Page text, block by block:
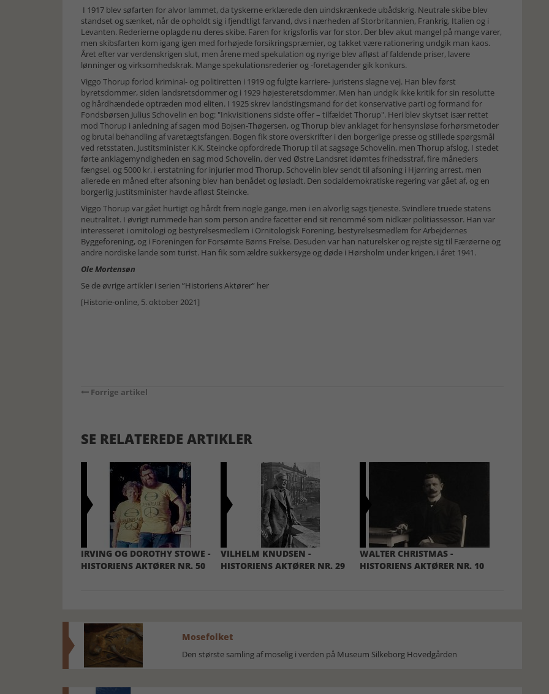
I 1917 blev søfarten for alvor lammet, da tyskerne erklærede den uindskrænkede ubådskrig. Neutrale skibe blev
standset og sænket, når de opholdt sig i fjendtligt farvand, dvs i nærheden af Storbritannien, Frankrig, Italien og i
Levanten. Rederierne oplagde nu deres skibe. Faren for krigsforlis var for stor. Der blev akut mangel på mange varer,
men skibsfarten kom igang igen med forhøjede forsikringspræmier, og takket være rationering undgik man kaos.
Året efter var verdenskrigen slut, men årene med spekulation og nyrige blev afløst af faldende priser, lavere
lønninger og virksomhedskrak. Mange spekulationsrederier og -foretagender gik konkurs.
Viggo Thorup forlod kriminal- og politiretten i 1919 og fulgte karriere- juristens slagne vej. Han blev først
byretsdommer, siden landsretsdommer og i 1929 højesteretsdommer. Men han undgik ikke kritik for sin resolutte
og hårdhændede optræden mod eliten. I 1925 skrev landstingsmand for det konservative parti og formand for
Fondsbørsen Julius Schovelin en bog: "Inkvisitionens sidste offer – tilfældet Thorup". Heri blev skytset især rettet
mod Thorup i anledning af sagen mod Bojsen-Thøgersen, og Thorup blev anklaget for hensynsløse forhørsmetoder
og brutal behandling af varetægtsfangen. Bogen fik store overskrifter i den borgerlige presse og stillede spørgsmål
ved retsstaten. Justitsminister K.K. Steincke opfordrede Thorup til at sagsøge Schovelin, men Thorup afslog. I stedet
førte anklagemyndigheden en sag mod Schovelin, der ved Østre Landsret idømtes frihedsstraf, fire måneders
fængsel, og 5000 kr. i erstatning for injurier mod Thorup. Schovelin blev sendt til afsoning i Hjørring arrest, men
allerede en måned efter afsoning blev han benådet og løsladt. Den socialdemokratiske regering var gået af, og en
borgerlig justitsminister havde afløst Steincke.
Viggo Thorup var gået hurtigt og hårdt frem nogle gange, men i en alvorlig sags tjeneste. Svindlere truede statens
neutralitet. I øvrigt rummede han som person andre facetter end sit renommé som nidkær politiassessor. Han var
interesseret i ornitologi og bestyrelsesmedlem i Ornitologisk Forening, bestyrelsesmedlem for Arbejdernes
Byggeforening, og i Foreningen for Forsømte Børns Frelse. Desuden var han naturelsker og rejste sig til Færøerne og
andre nordiske lande som turist. Han fik som ældre sukkersyge og døde i Hørsholm under krigen, i året 1941.
Ole Mortensøn
Se de øvrige artikler i serien ”Historiens Aktører” her
[Historie-online, 5. oktober 2021]
Forrige artikel
SE RELATEREDE ARTIKLER
IRVING OG DOROTHY STOWE -
HISTORIENS AKTØRER NR. 50
VILHELM KNUDSEN -
HISTORIENS AKTØRER NR. 29
WALTER CHRISTMAS -
HISTORIENS AKTØRER NR. 10
Mosefolket
Den største samling af moselig i verden på Museum Silkeborg Hovedgården